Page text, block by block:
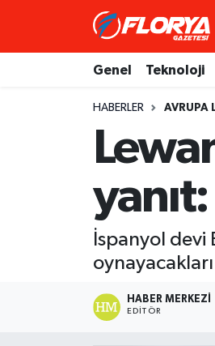
Genel Teknoloji
HABERLER AVRUPA
İspanyol devi
HABER MERKEZI
EDITÖR
Trafik Durumu
Süper Lig Puan Durumu
Tüm Manşetler
Son Dakika Haberleri
Haber Arşivi